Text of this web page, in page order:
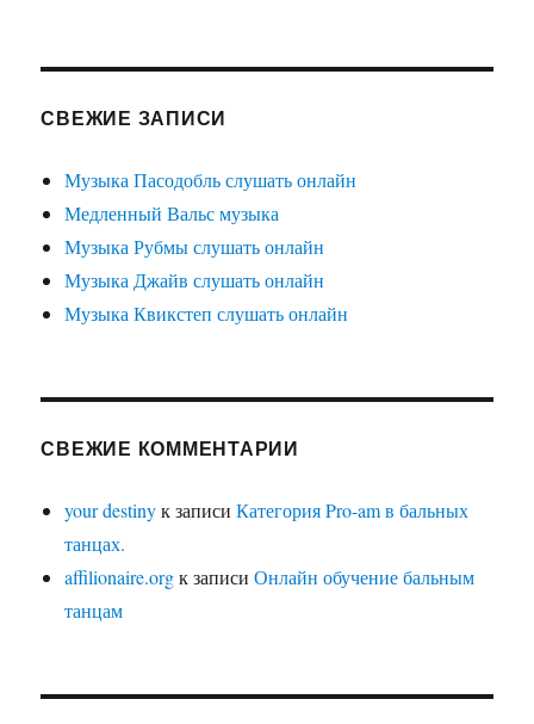
СВЕЖИЕ ЗАПИСИ
Музыка Пасодобль слушать онлайн
Медленный Вальс музыка
Музыка Рубмы слушать онлайн
Музыка Джайв слушать онлайн
Музыка Квикстеп слушать онлайн
СВЕЖИЕ КОММЕНТАРИИ
your destinyк записиКатегория Pro-am в бальных
танцах.
affilionaire.orgк записиОнлайн обучение бальным
танцам